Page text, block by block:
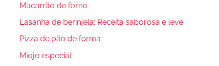
Macarrão de forno
Lasanha de berinjela: Receita saborosa e leve
Pizza de pão de forma
Miojo especial